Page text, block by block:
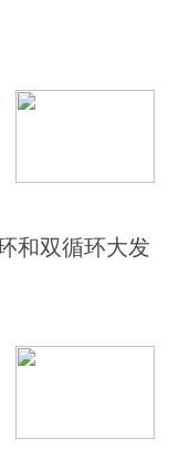
和双循环大发